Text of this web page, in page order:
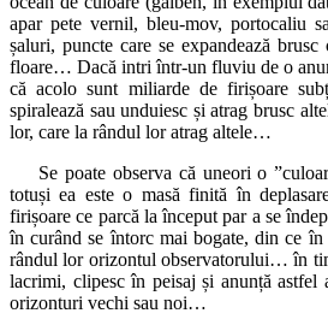
apar pete vernil, bleu-mov, portocaliu
șaluri, puncte care se expandează
floare… Dacă intri într-un fluviu de o
că acolo sunt miliarde de firișoare
spiralează sau unduiesc și atrag brusc
lor, care la rândul lor atrag altele…
Se poate observa că uneori o
totuși ea este o masă finită în
firișoare ce parcă la început par a se
în curând se întorc mai bogate, din ce
rândul lor orizontul observatorului… în
lacrimi, clipesc în peisaj și anunță
orizonturi vechi sau noi…